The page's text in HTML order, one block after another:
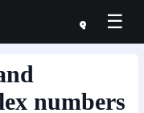
☰
numbers